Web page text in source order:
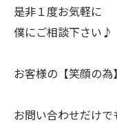
是非１度お気軽に
僕にご相談下さい♪
お客様の【笑顔の為
お問い合わせだけ